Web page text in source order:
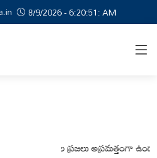
8/9/2026 - 6:20:52: AM
మండలాల ప్రజలు అప్రమత్తంగా ఉండాలి